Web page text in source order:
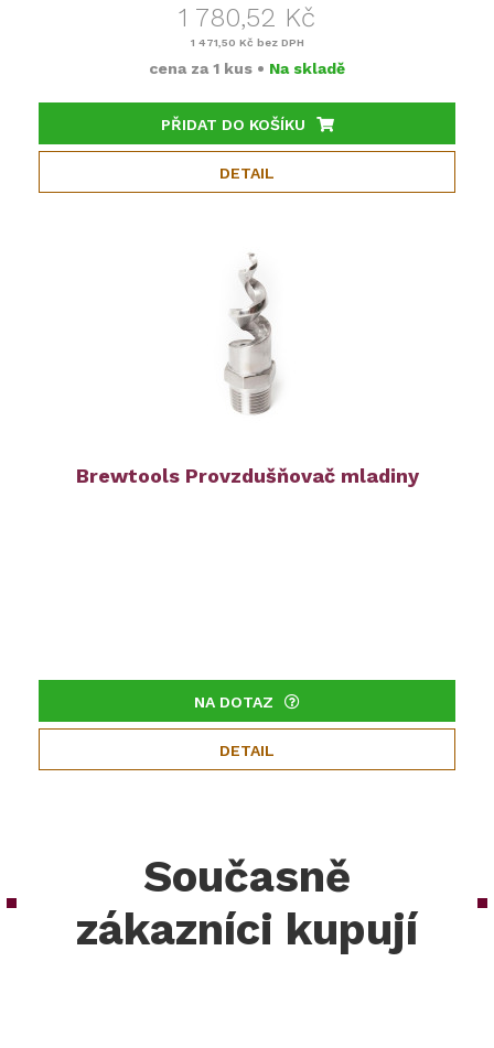
1 780,52 Kč
1 471,50 Kč bez DPH
cena za 1 kus • Na skladě
PŘIDAT DO KOŠÍKU
DETAIL
Brewtools Provzdušňovač mladiny
NA DOTAZ
DETAIL
Současně
zákazníci kupují